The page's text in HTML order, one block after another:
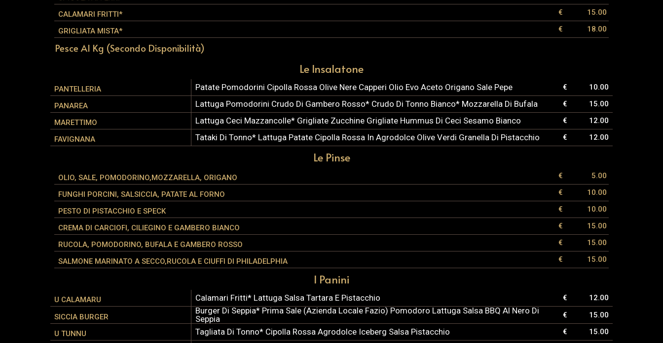
CALAMARI FRITTI* € 15.00
GRIGLIATA MISTA* € 18.00
Pesce Al Kg (secondo Disponibilità)
Le Insalatone
PANTELLERIA Patate Pomodorini Cipolla Rossa Olive Nere Capperi Olio Evo Aceto Origano Sale Pepe € 10.00
PANAREA Lattuga Pomodorini Crudo Di Gambero Rosso* Crudo Di Tonno Bianco* Mozzarella Di Bufala € 15.00
MARETTIMO Lattuga Ceci Mazzancolle* Grigliate Zucchine Grigliate Hummus Di Ceci Sesamo Bianco € 12.00
FAVIGNANA Tataki Di Tonno* Lattuga Patate Cipolla Rossa In Agrodolce Olive Verdi Granella Di Pistacchio € 12.00
Le Pinse
OLIO, SALE, POMODORINO,MOZZARELLA, ORIGANO € 5.00
FUNGHI PORCINI, SALSICCIA, PATATE AL FORNO € 10.00
PESTO DI PISTACCHIO E SPECK € 10.00
CREMA DI CARCIOFI, CILIEGINO E GAMBERO BIANCO € 15.00
RUCOLA, POMODORINO, BUFALA E GAMBERO ROSSO € 15.00
SALMONE MARINATO A SECCO,RUCOLA E CIUFFI DI PHILADELPHIA € 15.00
I Panini
U CALAMARU Calamari Fritti* Lattuga Salsa Tartara E Pistacchio € 12.00
SICCIA BURGER
Burger Di Seppia* Prima Sale (Azienda Locale Fazio) Pomodoro Lattuga Salsa BBQ Al Nero Di
Seppia
€ 15.00
U TUNNU Tagliata Di Tonno* Cipolla Rossa Agrodolce Iceberg Salsa Pistacchio € 15.00